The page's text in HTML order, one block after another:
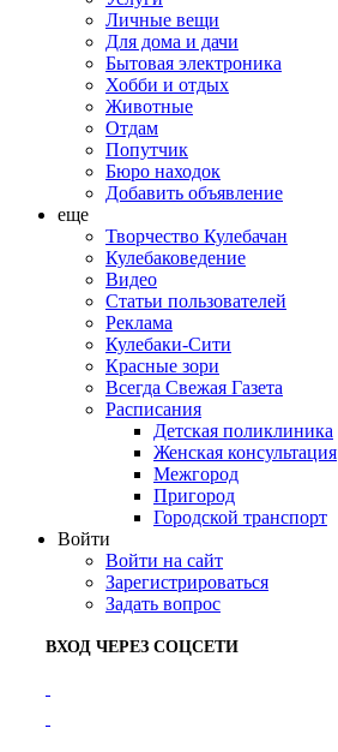
Личные вещи
Для дома и дачи
Бытовая электроника
Хобби и отдых
Животные
Отдам
Попутчик
Бюро находок
Добавить объявление
еще
Творчество Кулебачан
Кулебаковедение
Видео
Статьи пользователей
Реклама
Кулебаки-Сити
Красные зори
Всегда Свежая Газета
Расписания
Детская поликлиника
Женская консультация
Межгород
Пригород
Городской транспорт
Войти
Войти на сайт
Зарегистрироваться
Задать вопрос
ВХОД ЧЕРЕЗ СОЦСЕТИ